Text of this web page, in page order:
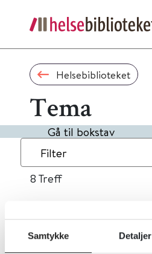
Samtykke Detaljer
Helsebiblioteket
Tema
Gå til bokstav
Filter
8 Treff